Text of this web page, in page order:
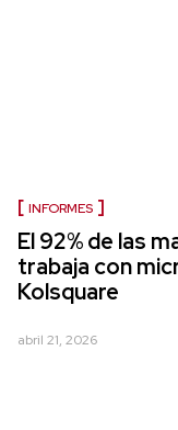
INFORMES
El 92% de las
trabaja con
Kolsquare
abril 21, 2026